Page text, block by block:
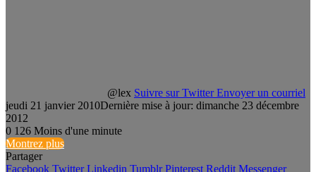
@lex Suivre sur Twitter Envoyer un courriel
jeudi 21 janvier 2010Dernière mise à jour: dimanche 23 décembre
2012
0 126 Moins d'une minute
Montrez plus
Partager
Facebook Twitter Linkedin Tumblr Pinterest Reddit Messenger